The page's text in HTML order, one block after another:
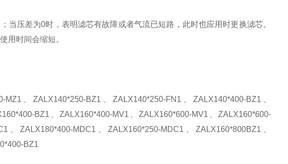
当压差为0时，表明滤芯有故障或者气流已短路，此时也应用时更换滤芯。
用时间会缩短。
MZ1 、ZALX140*250-BZ1 、ZALX140*250-FN1 、ZALX140*400-BZ1
BZ1 ZALX160*400-MV1 ZALX160*600-MV1
ZALX160*600-
ZALX180*400-MDC1 ZALX160*250-MDC1 ZALX160*800BZ1
BZ1